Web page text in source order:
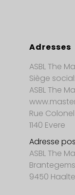
Adresses
ASBL The
Siège social:
ASBL The
Rue
1140 Evere
Adresse
ASBL The
9450